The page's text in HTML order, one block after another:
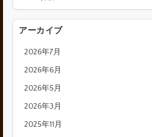
アーカイブ
2026年7月
2026年6月
2026年5月
2026年3月
2025年11月